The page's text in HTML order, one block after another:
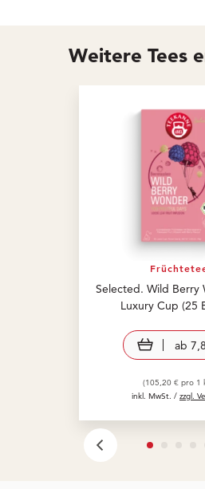
Weitere Tees
Selected. Wild Berry
Luxury Cup (25
ab
(105,20 € pro 1
inkl. MwSt. / zzgl.